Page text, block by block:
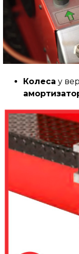
Колеса у